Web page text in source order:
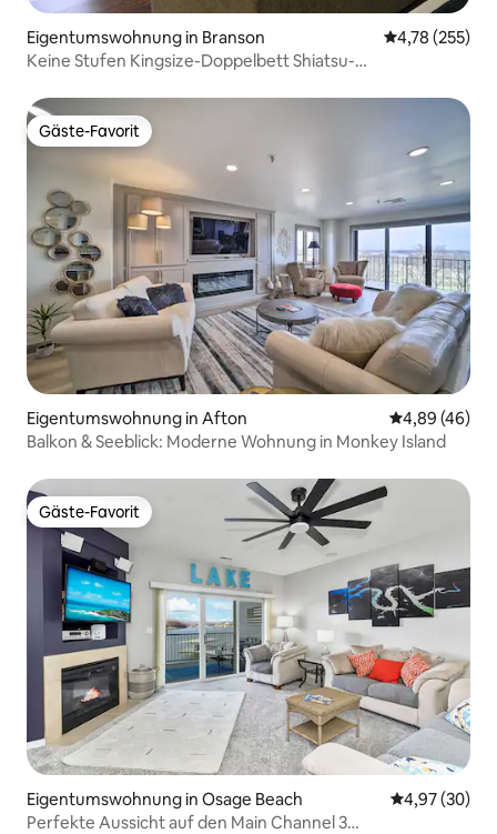
Eigentumswohnung in Branson
4,78 (255)
Keine Stufen Kingsize-Doppelbett Shiatsu-
Gäste-Favorit
Gäste-Favorit
Eigentumswohnung in Afton
4,89 (46)
Balkon & Seeblick: Moderne Wohnung in Monkey Island
Gäste-Favorit
Gäste-Favorit
Eigentumswohnung in Osage Beach
4,97 (30)
Perfekte Aussicht auf den Main Channel 3